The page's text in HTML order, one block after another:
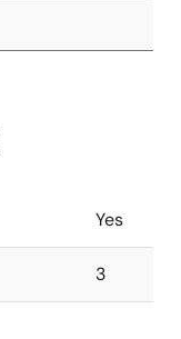
Yes
3